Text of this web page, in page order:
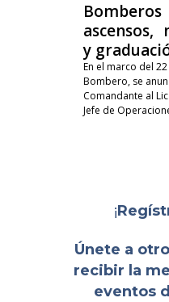
ascensos,
y
En el marco del
Bombero, se
Comandante al
Jefe de
¡
Únete a
recibir la
eventos